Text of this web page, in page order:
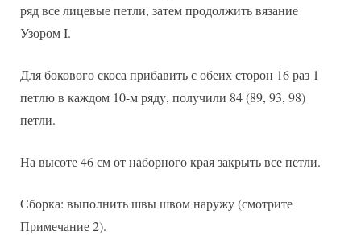
ряд все лицевые петли, затем продолжить вязание
Узором I.
Для бокового скоса прибавить с обеих сторон 16 раз 1
петлю в каждом 10-м ряду, получили 84 (89, 93, 98)
петли.
На высоте 46 см от наборного края закрыть все петли.
Сборка: выполнить швы швом наружу (смотрите
Примечание 2).